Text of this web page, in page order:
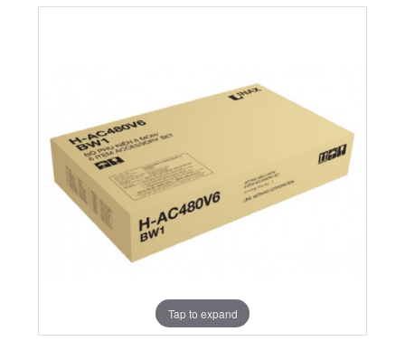
Tap to expand